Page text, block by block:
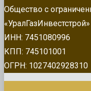
Общество с
«УралГазИнвестстрой»
ИНН: 7451080996
КПП: 745101001
ОГРН: 1027402928310